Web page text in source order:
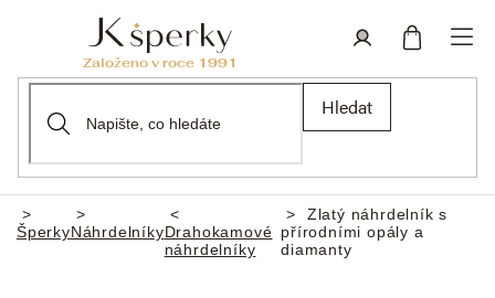
Hledat
Domů
ŠperkyNáhrdelníkyDrahokamové
náhrdelníky
Zlatý náhrdelník s
přírodními opály a
diamanty